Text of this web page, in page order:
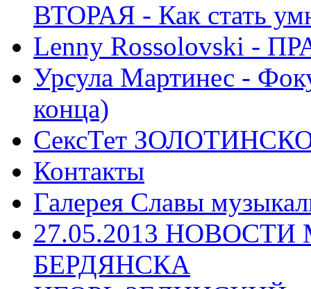
ВТОРАЯ - Как стать
Lenny Rossolovski -
Урсула Мартинес -
конца)
СексТет
Контакты
Галерея Славы
27.05.2013
БЕРДЯНСКА